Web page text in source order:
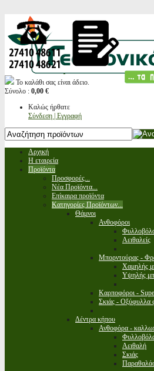
Το καλάθι σας είναι άδειο.
Σύνολο : 0,00 €
Καλώς ήρθατε
Σύνδεση | Εγγραφή
Αρχική
Η εταιρεία
Προϊόντα
Προσφορές...
Νέα Προϊόντα...
Επίκαιρα προϊόντα
Κατηγορίες Προϊόντων...
Θάμνοι
Ανθοφόροι
Αειθαλείς
Μπορντούρας -
Χαμηλής
Υψηλής
Καρποφόροι -
Σκιάς - Οξύφυλλα
Δέντρα κήπου
Ανθοφόρα -
Αειθαλή
Σκιάς